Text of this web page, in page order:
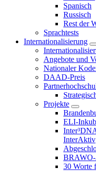
Spanisch
Russisch
Rest der
Sprachtests
Internationalisierung
Angebote und
Nationaler
DAAD-Preis
Projekte
ELI-
InterAktiv
BRAWO-
30 Worte